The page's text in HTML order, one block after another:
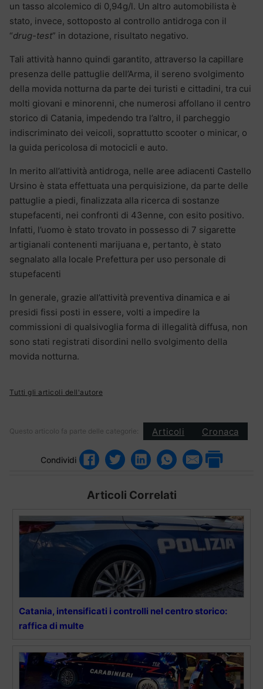
un tasso alcolemico di 0,94g/l. Un altro automobilista è
stato, invece, sottoposto al controllo antidroga con il
“drug-test” in dotazione, risultato negativo.
Tali attività hanno quindi garantito, attraverso la capillare
presenza delle pattuglie dell’Arma, il sereno svolgimento
della movida notturna da parte dei turisti e cittadini, tra cui
molti giovani e minorenni, che numerosi affollano il centro
storico di Catania, impedendo tra l’altro, il parcheggio
indiscriminato dei veicoli, soprattutto scooter o minicar, o
la guida pericolosa di motocicli e auto.
In merito all’attività antidroga, nelle aree adiacenti Castello
Ursino è stata effettuata una perquisizione, da parte delle
pattuglie a piedi, finalizzata alla ricerca di sostanze
stupefacenti, nei confronti di 43enne, con esito positivo.
Infatti, l’uomo è stato trovato in possesso di 7 sigarette
artigianali contenenti marijuana e, pertanto, è stato
segnalato alla locale Prefettura per uso personale di
stupefacenti
In generale, grazie all’attività preventiva dinamica e ai
presidi fissi posti in essere, volti a impedire la
commissioni di qualsivoglia forma di illegalità diffusa, non
sono stati registrati disordini nello svolgimento della
movida notturna.
Tutti gli articoli dell'autore
Questo articolo fa parte delle categorie: Articoli Cronaca
Condividi
Articoli Correlati
Catania, intensificati i controlli nel centro storico:
raffica di multe